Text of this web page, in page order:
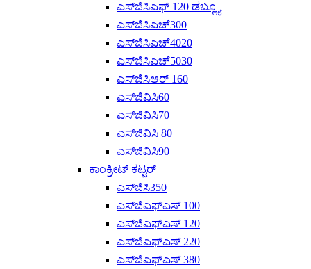
ಎಸ್‌ಜಿಸಿಎಫ್ 120 ಡಬ್ಲ್ಯೂ
ಎಸ್‌ಜಿಸಿಎಚ್300
ಎಸ್‌ಜಿಸಿಎಚ್4020
ಎಸ್‌ಜಿಸಿಎಚ್‌5030
ಎಸ್‌ಜಿಸಿಆರ್ 160
ಎಸ್‌ಜಿವಿಸಿ60
ಎಸ್‌ಜಿವಿಸಿ70
ಎಸ್‌ಜಿವಿಸಿ 80
ಎಸ್‌ಜಿವಿಸಿ90
ಕಾಂಕ್ರೀಟ್ ಕಟ್ಟರ್
ಎಸ್‌ಜಿಸಿ350
ಎಸ್‌ಜಿಎಫ್‌ಎಸ್ 100
ಎಸ್‌ಜಿಎಫ್‌ಎಸ್ 120
ಎಸ್‌ಜಿಎಫ್‌ಎಸ್ 220
ಎಸ್‌ಜಿಎಫ್‌ಎಸ್ 380